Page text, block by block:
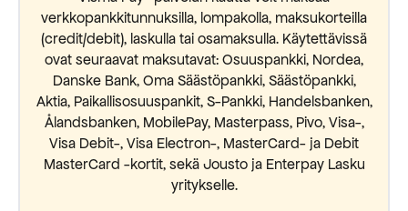
verkkopankkitunnuksilla, lompakolla, maksukorteilla
(credit/debit), laskulla tai osamaksulla. Käytettävissä
ovat seuraavat maksutavat: Osuuspankki, Nordea,
Danske Bank, Oma Säästöpankki, Säästöpankki,
Aktia, Paikallisosuuspankit, S-Pankki, Handelsbanken,
Ålandsbanken, MobilePay, Masterpass, Pivo, Visa-,
Visa Debit-, Visa Electron-, MasterCard- ja Debit
MasterCard -kortit, sekä Jousto ja Enterpay Lasku
yritykselle.